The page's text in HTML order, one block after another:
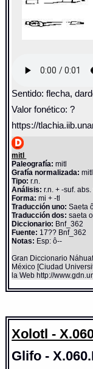
Sentido: flecha,
Valor fonético: ?
https://
mitl
Paleografía: mitl
Grafía normalizada: mitl
Tipo: r.n.
Análisis: r.n. + -suf. abs.
Forma: mi + -tl
Traducción uno: Saeta
Traducción dos: saeta
Diccionario: Bnf_362
Fuente: 17?? Bnf_362
Notas: Esp: ô--
Gran Diccionario
México [Ciudad
la Web http://
Xolotl -
Glifo -